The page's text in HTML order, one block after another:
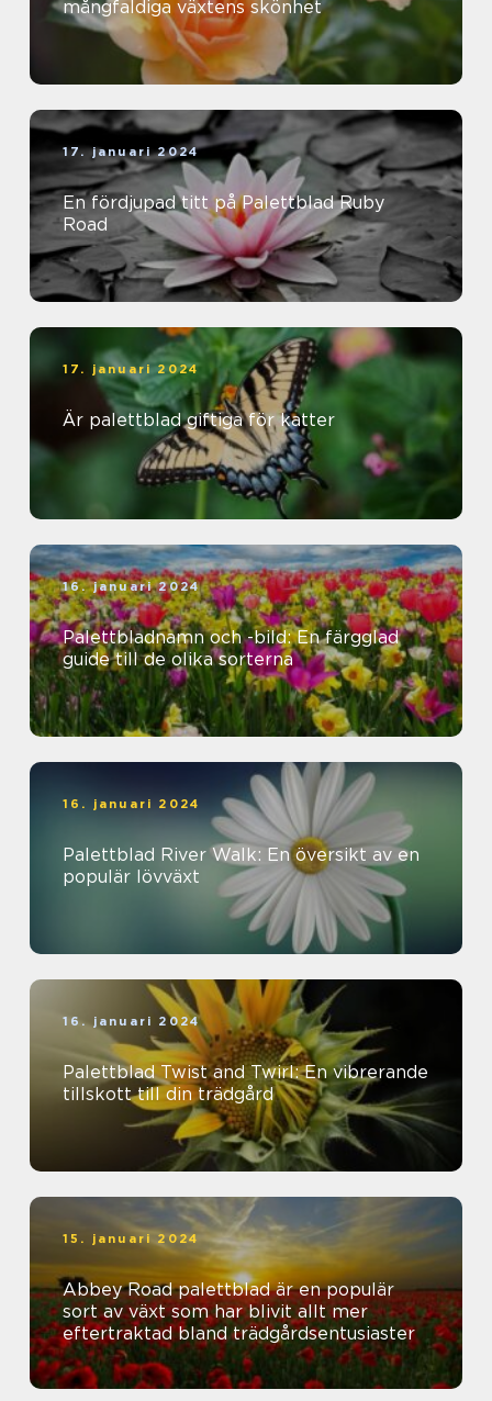
mångfaldiga växtens skönhet
17. januari 2024
En fördjupad titt på Palettblad Ruby
Road
17. januari 2024
Är palettblad giftiga för katter
16. januari 2024
Palettbladnamn och -bild: En färgglad
guide till de olika sorterna
16. januari 2024
Palettblad River Walk: En översikt av en
populär lövväxt
16. januari 2024
Palettblad Twist and Twirl: En vibrerande
tillskott till din trädgård
15. januari 2024
Abbey Road palettblad är en populär
sort av växt som har blivit allt mer
eftertraktad bland trädgårdsentusiaster